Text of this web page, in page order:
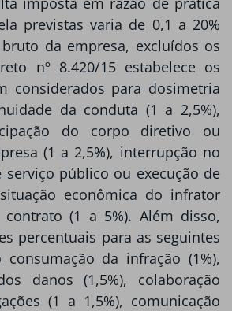
previstas varia de 0,1 a 20%
da empresa, excluídos os
nº 8.420/15 estabelece os
considerados para dosimetria
da conduta (1 a 2,5%),
do corpo diretivo ou
(1 a 2,5%), interrupção no
público ou execução de
econômica do infrator
(1 a 5%). Além disso,
percentuais para as seguintes
consumação da infração (1%),
danos (1,5%), colaboração
(1 a 1,5%), comunicação